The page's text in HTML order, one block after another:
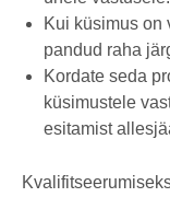
Kui küsimus on
pandud raha
Kordate seda
küsimustele
esitamist